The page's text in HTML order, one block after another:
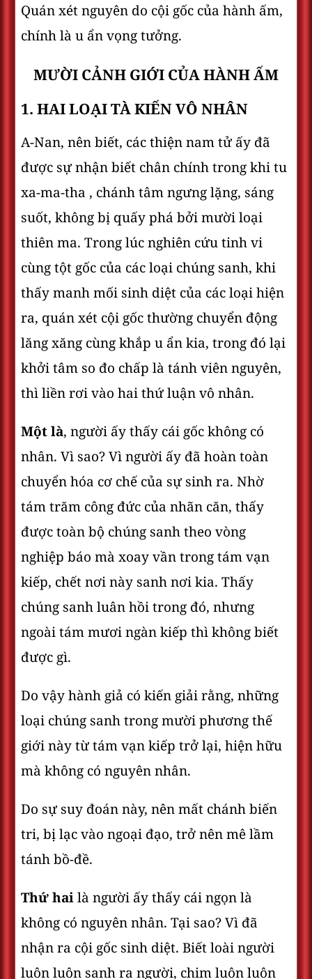
Quán xét nguyên do cội gốc của hành ấm,
chính là u ẩn vọng tưởng.
MƯỜI CẢNH GIỚI CỦA HÀNH ẤM
1. HAI LOẠI TÀ KIẾN VÔ NHÂN
A-Nan, nên biết, các thiện nam tử ấy đã
được sự nhận biết chân chính trong khi tu
xa-ma-tha , chánh tâm ngưng lặng, sáng
suốt, không bị quấy phá bởi mười loại
thiên ma. Trong lúc nghiên cứu tinh vi
cùng tột gốc của các loại chúng sanh, khi
thấy manh mối sinh diệt của các loại hiện
ra, quán xét cội gốc thường chuyển động
lăng xăng cùng khắp u ẩn kia, trong đó lại
khởi tâm so đo chấp là tánh viên nguyên,
thì liền rơi vào hai thứ luận vô nhân.
Một là, người ấy thấy cái gốc không có
nhân. Vì sao? Vì người ấy đã hoàn toàn
chuyển hóa cơ chế của sự sinh ra. Nhờ
tám trăm công đức của nhãn căn, thấy
được toàn bộ chúng sanh theo vòng
nghiệp báo mà xoay vần trong tám vạn
kiếp, chết nơi này sanh nơi kia. Thấy
chúng sanh luân hồi trong đó, nhưng
ngoài tám mươi ngàn kiếp thì không biết
được gì.
Do vậy hành giả có kiến giải rằng, những
loại chúng sanh trong mười phương thế
giới này từ tám vạn kiếp trở lại, hiện hữu
mà không có nguyên nhân.
Do sự suy đoán này, nên mất chánh biến
tri, bị lạc vào ngoại đạo, trở nên mê lầm
tánh bồ-đề.
Thứ hailà người ấy thấy cái ngọn là
không có nguyên nhân. Tại sao? Vì đã
nhận ra cội gốc sinh diệt. Biết loài người
luôn luôn sanh ra người, chim luôn luôn